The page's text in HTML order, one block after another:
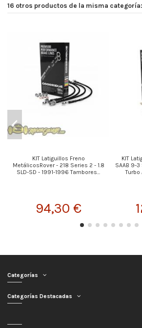
16 otros productos de la misma categoría:
KIT Latiguillos Freno
MetálicosRover - 218 Series 2 - 1.8
SLD-SD - 1991-1996 Tambores...
94,30 €
KIT
SAAB 9-
Categorías
Categorías Destacadas